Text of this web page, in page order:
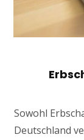
Sowohl
Deutschland